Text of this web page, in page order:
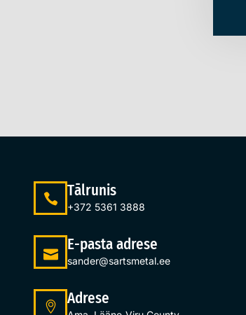
Tālrunis
+372 5361 3888
E-pasta adrese
sander@sartsmetal.ee
Adrese